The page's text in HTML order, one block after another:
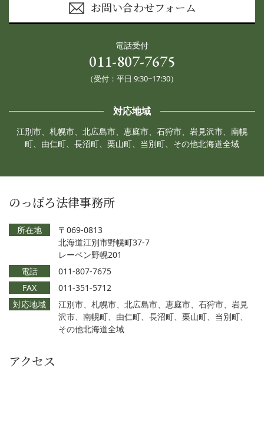
お問い合わせフォーム
電話受付
011-807-7675
（受付：平日 9:30~17:30）
対応地域
江別市、札幌市、北広島市、恵庭市、石狩市、岩見沢市、南幌
町、由仁町、長沼町、栗山町、当別町、その他北海道全域
のっぽろ法律事務所
所在地
〒069-0813
北海道江別市野幌町37-7
レーベン野幌201
電話
011-807-7675
FAX
011-351-5712
対応地域
江別市、札幌市、北広島市、恵庭市、石狩市、岩見
沢市、南幌町、由仁町、長沼町、栗山町、当別町、
その他北海道全域
アクセス